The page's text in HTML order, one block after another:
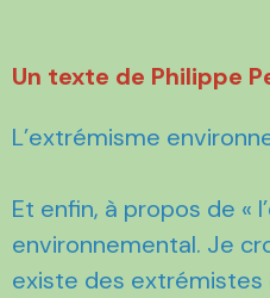
Un texte de Philippe
L’extrémisme
Et enfin, à propos de «
environnemental. Je
existe des